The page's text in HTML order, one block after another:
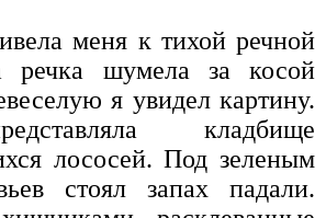
меня к тихой речной
речка шумела за косой
я увидел картину.
кладбище
лососей. Под зеленым
стоял запах падали.